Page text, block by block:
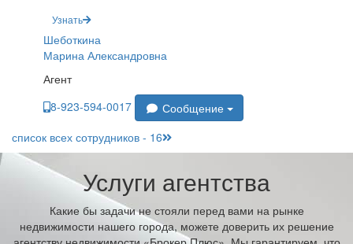
Узнать
Шеботкина
Марина Александровна
Агент
8-923-594-0017
Сообщение
список всех сотрудников - 16
Услуги агентства
Какие бы задачи не стояли перед вами на рынке
недвижимости нашего города, можете доверить их решение